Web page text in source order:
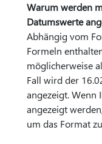
Warum werden
Datumswerte
Abhängig vom
Formeln
möglicherweise
Fall wird der
angezeigt. Wenn
angezeigt
um das Format